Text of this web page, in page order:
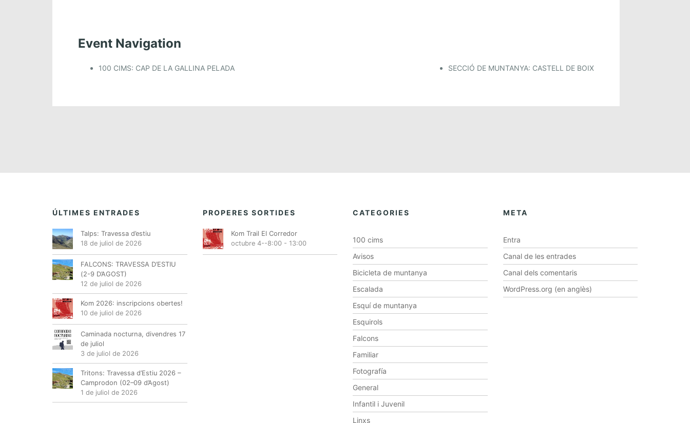
Event Navigation
100 CIMS: CAP DE LA GALLINA PELADA SECCIÓ DE MUNTANYA: CASTELL DE BOIX
ÚLTIMES ENTRADES
Talps: Travessa d’estiu
18 de juliol de 2026
FALCONS: TRAVESSA D’ESTIU
(2-9 D’AGOST)
12 de juliol de 2026
Kom 2026: inscripcions obertes!
10 de juliol de 2026
Caminada nocturna, divendres 17
de juliol
3 de juliol de 2026
Tritons: Travessa d’Estiu 2026 –
Camprodon (02–09 d’Agost)
1 de juliol de 2026
PROPERES SORTIDES
Kom Trail El Corredor
octubre 4--8:00- 13:00
CATEGORIES
100 cims
Avisos
Bicicleta de muntanya
Escalada
Esquí de muntanya
Esquirols
Falcons
Familiar
Fotografía
General
Infantil i Juvenil
Linxs
META
Entra
Canal de les entrades
Canal dels comentaris
WordPress.org (en anglès)